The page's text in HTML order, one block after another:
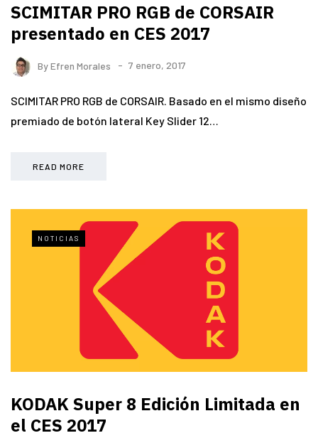
SCIMITAR PRO RGB de CORSAIR
presentado en CES 2017
ByEfren Morales 7 enero, 2017
SCIMITAR PRO RGB de CORSAIR. Basado en el mismo diseño
premiado de botón lateral Key Slider 12…
READ MORE
NOTICIAS
KODAK Super 8 Edición Limitada en
el CES 2017